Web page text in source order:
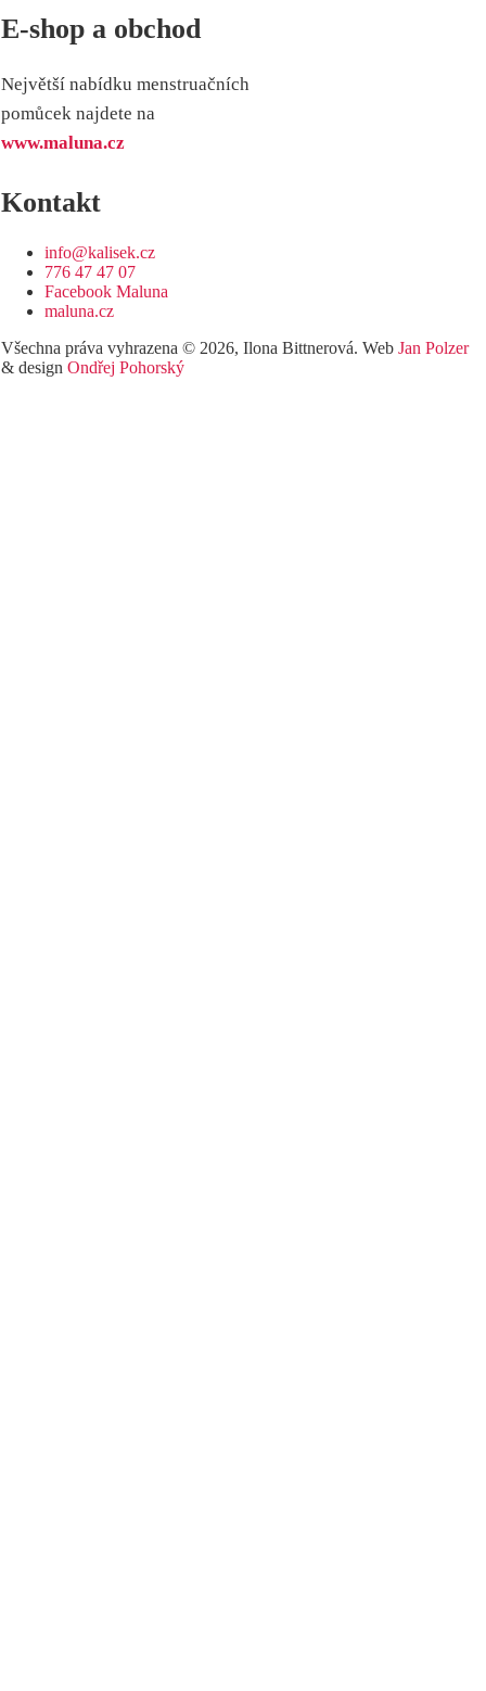
E-shop a obchod
Největší nabídku menstruačních
pomůcek najdete na
www.maluna.cz
Kontakt
info@kalisek.cz
776 47 47 07
Facebook Maluna
maluna.cz
Všechna práva vyhrazena © 2026, Ilona Bittnerová. Web Jan Polzer
& design Ondřej Pohorský